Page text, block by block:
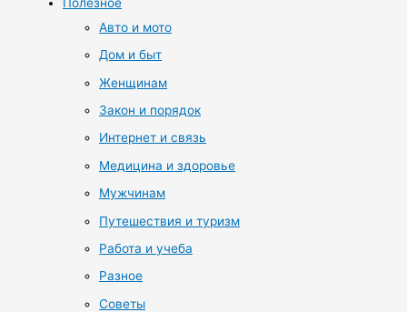
Авто и мото
Дом и быт
Женщинам
Закон и порядок
Интернет и связь
Медицина и здоровье
Мужчинам
Путешествия и туризм
Работа и учеба
Разное
Советы